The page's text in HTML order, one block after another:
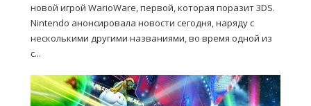
новой игрой WarioWare, первой, которая поразит 3DS.
Nintendo анонсировала новости сегодня, наряду с
несколькими другими названиями, во время одной из
с...